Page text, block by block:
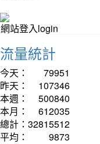
網站登入login
流量統計
今天：
79951
昨天：
107346
本週：
500840
本月：
612035
總計： 32815512
平均：
9873